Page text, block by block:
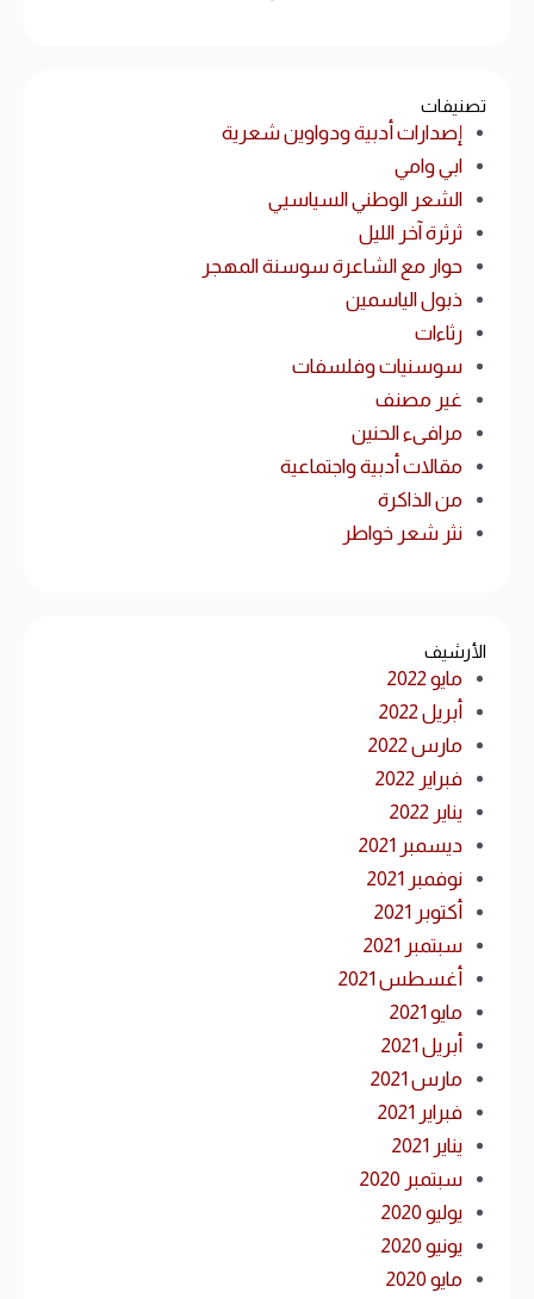
تصنيفات
إصدارات أدبية ودواوين شعرية
ابي وامي
الشعر الوطني السياسيي
ثرثرة آخر الليل
حوار مع الشاعرة سوسنة المهجر
ذبول الياسمين
رثاءات
سوسنيات وفلسفات
غير مصنف
مرافىء الحنين
مقالات أدبية واجتماعية
من الذاكرة
نثر شعر خواطر
الأرشيف
مايو 2022
أبريل 2022
مارس 2022
فبراير 2022
يناير 2022
ديسمبر 2021
نوفمبر 2021
أكتوبر 2021
سبتمبر 2021
أغسطس 2021
مايو 2021
أبريل 2021
مارس 2021
فبراير 2021
يناير 2021
سبتمبر 2020
يوليو 2020
يونيو 2020
مايو 2020